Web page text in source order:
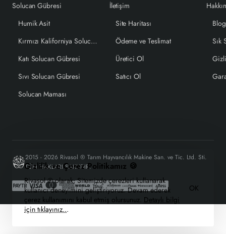
Gizlilik ve Çerez Politikamız 🍪
Rivasol ® olarak, Sitemizde çerezleri kullanarak
kullanıcı deneyimini geliştiriyoruz. Devam ederek
çerez kullanımını kabul etmiş olursunuz. Detaylı bilgi
için tıklayınız...
OK
Solucan Gübresi
Humik Asit
Kırmızı Kaliforniya Solucanı
Katı Solucan Gübresi
Sıvı Solucan Gübresi
Solucan Maması
İletişim
Site Haritası
Ödeme ve Teslimat
Üretici Ol
Satıcı Ol
Blog
Sık
2015 - 2026 Rivasol ® Tarım Hayvancılık Makine San. ve Tic. Ltd. Sti.
TÜM HAKLARI SAKLIDIR.